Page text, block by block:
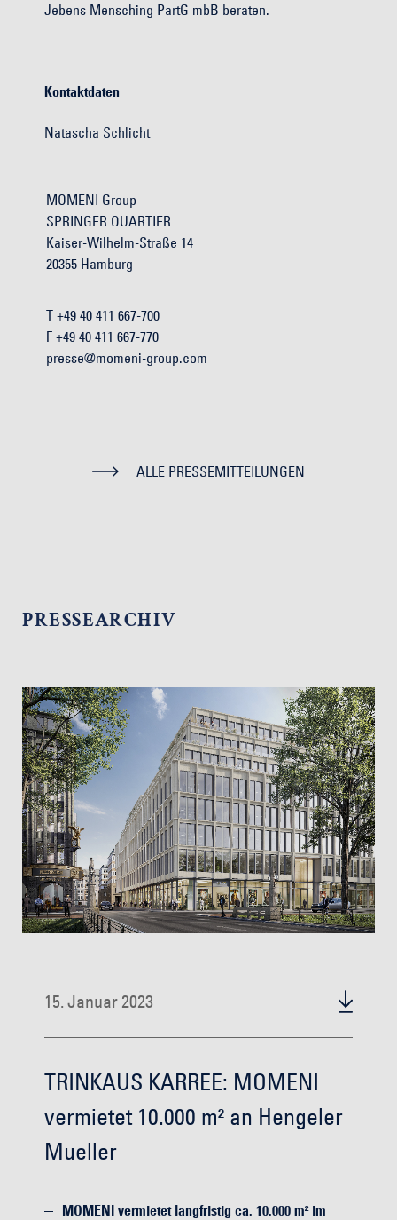
Jebens Mensching PartG mbB beraten.
Kontaktdaten
Natascha Schlicht
MOMENI Group
SPRINGER QUARTIER
Kaiser-Wilhelm-Straße 14
20355 Hamburg
T +49 40 411 667-700
F +49 40 411 667-770
presse@momeni-group.com
ALLE PRESSEMITTEILUNGEN
PRESSEARCHIV
15. Januar 2023
TRINKAUS KARREE: MOMENI
vermietet 10.000 m² an Hengeler
Mueller
MOMENI vermietet langfristig ca. 10.000 m² im